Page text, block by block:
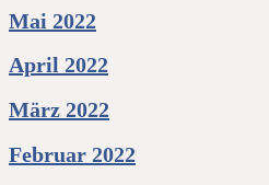
Mai 2022
April 2022
März 2022
Februar 2022